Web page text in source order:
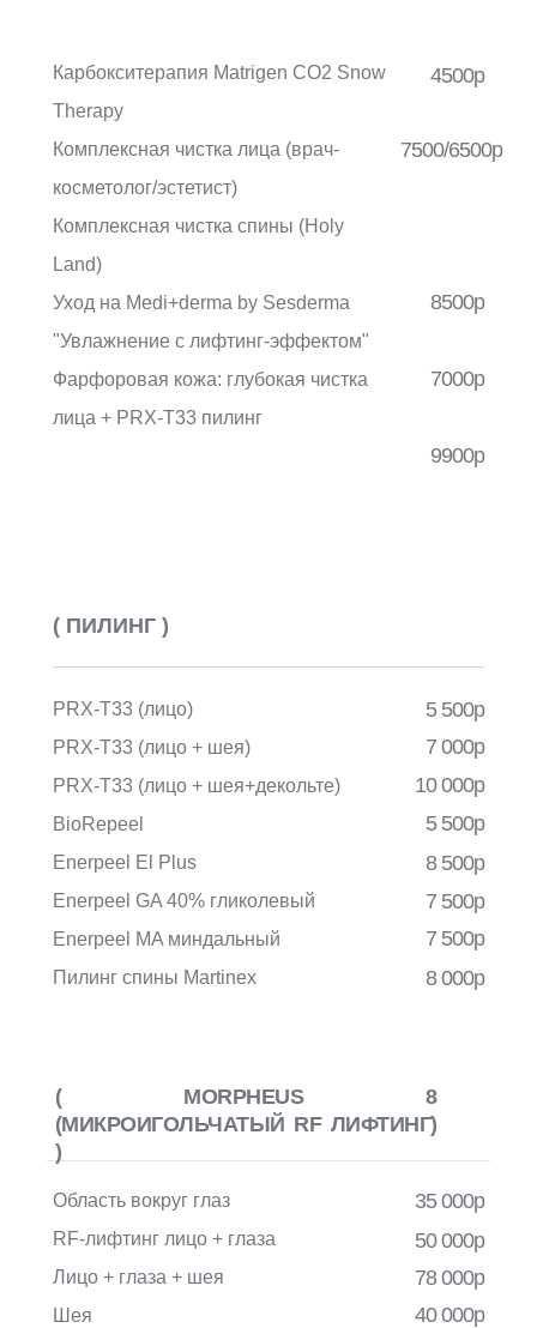
Карбокситерапия Matrigen CO2 Snow
Therapy
Комплексная чистка лица (врач-
косметолог/эстетист)
Комплексная чистка спины (Holy
Land)
Уход на Medi+derma by Sesderma
"Увлажнение с лифтинг-эффектом"
Фарфоровая кожа: глубокая чистка
лица + PRX-T33 пилинг
9900р
7000р
8500р
7500/6500р
4500р
( ПИЛИНГ )
PRX-Т33 (лицо)
PRX-Т33 (лицо + шея)
PRX-Т33 (лицо + шея+декольте)
BioRepeel
Enerpeel El Plus
Enerpeel GA 40% гликолевый
Enerpeel MA миндальный
Пилинг спины Martinex
8 000р
7 500р
7 500р
8 500р
5 500р
10 000р
7 000р
5 500р
40 000р
78 000р
50 000р
35 000р
Область вокруг глаз
RF-лифтинг лицо + глаза
Лицо + глаза + шея
Шея
( MORPHEUS 8
(МИКРОИГОЛЬЧАТЫЙ RF ЛИФТИНГ)
)